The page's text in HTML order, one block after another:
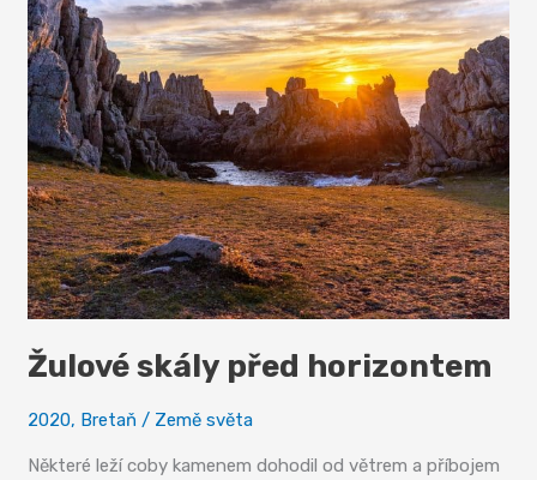
námořníků
v
Douarnenez
Žulové skály před horizontem
2020, Bretaň / Země světa
Některé leží coby kamenem dohodil od větrem a příbojem